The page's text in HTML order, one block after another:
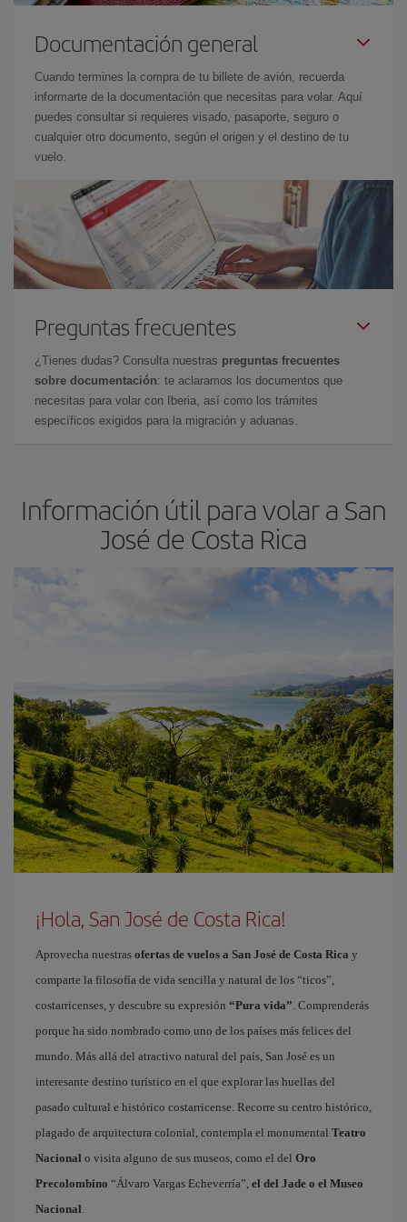
Documentación general
Cuando termines la compra de tu billete de avión, recuerda
informarte de la documentación que necesitas para volar. Aquí
puedes consultar si requieres visado, pasaporte, seguro o
cualquier otro documento, según el origen y el destino de tu
vuelo.
Preguntas frecuentes
¿Tienes dudas? Consulta nuestras preguntas frecuentes
sobre documentación: te aclaramos los documentos que
necesitas para volar con Iberia, así como los trámites
específicos exigidos para la migración y aduanas.
Información útil para volar a San
José de Costa Rica
¡Hola, San José de Costa Rica!
Aprovecha nuestras ofertas de vuelos a San José de Costa Rica y
comparte la filosofía de vida sencilla y natural de los “ticos”,
costarricenses, y descubre su expresión “Pura vida”. Comprenderás
porque ha sido nombrado como uno de los países más felices del
mundo. Más allá del atractivo natural del país, San José es un
interesante destino turístico en el que explorar las huellas del
pasado cultural e histórico costarricense. Recorre su centro histórico,
plagado de arquitectura colonial, contempla el monumental Teatro
Nacional o visita alguno de sus museos, como el del Oro
Precolombino “Álvaro Vargas Echeverría”, el del Jade o el Museo
Nacional.